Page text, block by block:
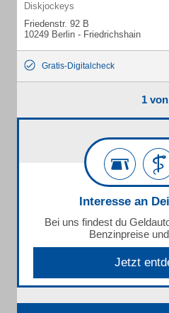
Diskjockeys
Friedenstr. 92 B
10249 Berlin - Friedrichshain
Gratis-Digitalcheck
1
Interesse an
Bei uns findest du
Benzinpreise
Jetzt